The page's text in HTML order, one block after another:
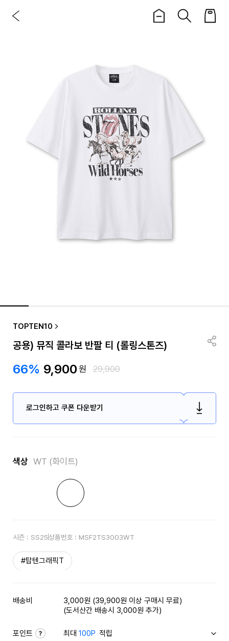
TOPTEN10
공용) 뮤직 콜라보 반팔 티 (롤링스톤즈)
66% 9,900원 29,900
로그인하고 쿠폰 다운받기
색상 WT (화이트)
시즌 : SS25상품번호 : MSF2TS3003WT
#탑텐그래픽T
배송비
3,000원 (39,900원 이상 구매시 무료)
(도서산간 배송시 3,000원 추가)
포인트 최대100P 적립